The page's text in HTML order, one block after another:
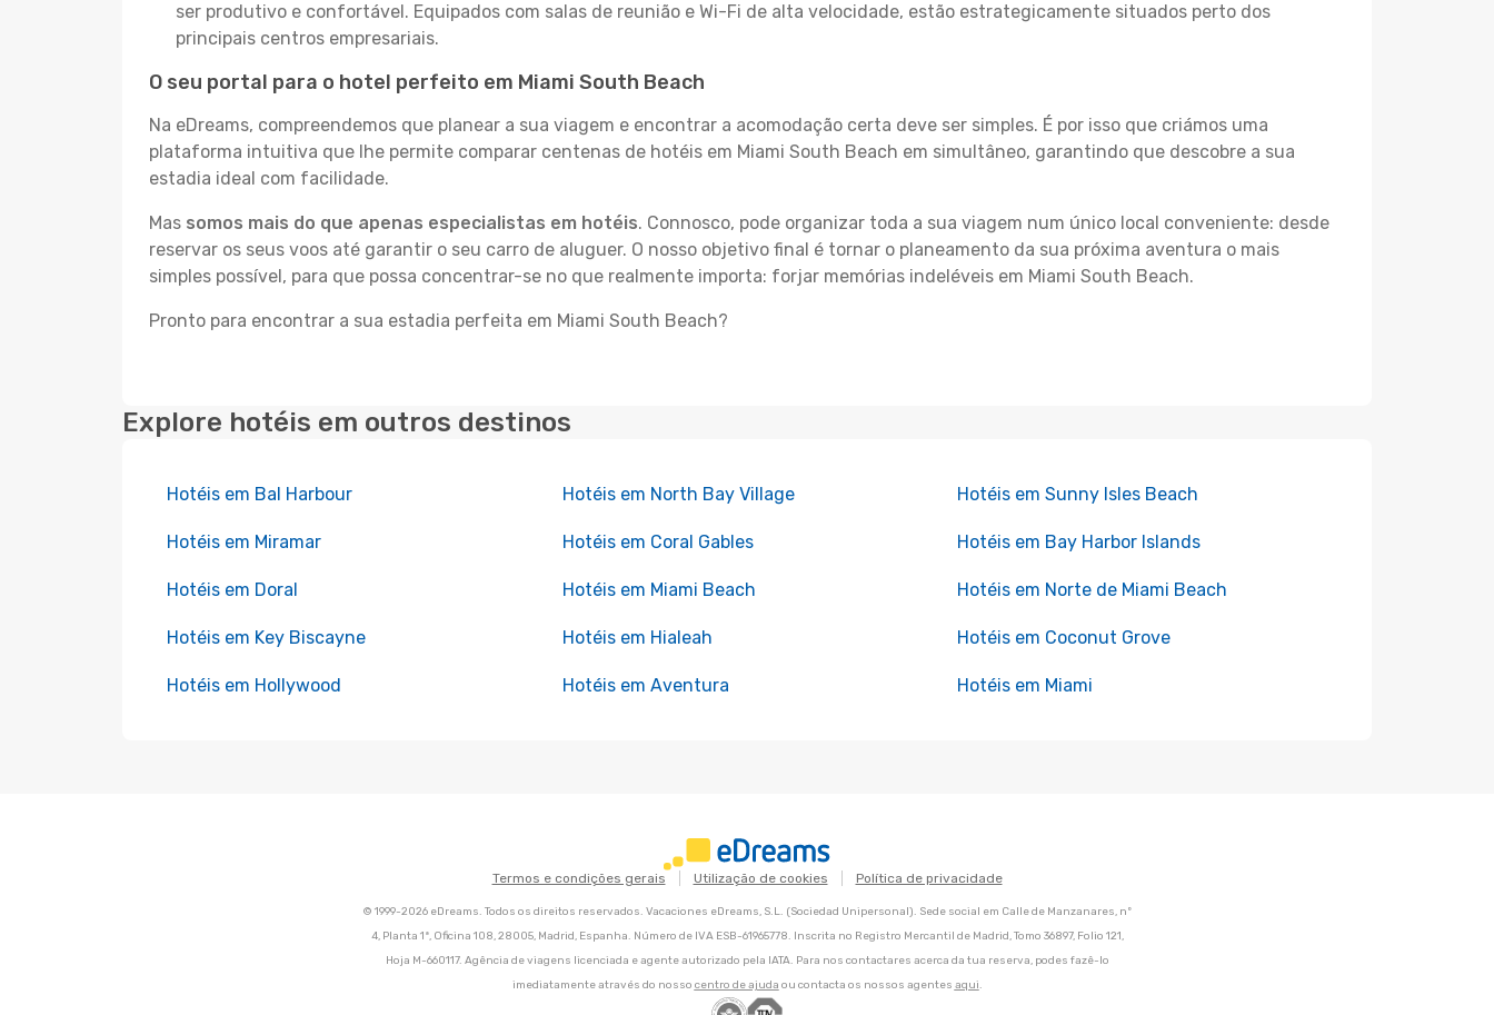
ser produtivo e confortável. Equipados com salas de reunião e Wi-Fi de alta velocidade, estão estrategicamente situados perto dos
principais centros empresariais.
O seu portal para o hotel perfeito em Miami South Beach
Na eDreams, compreendemos que planear a sua viagem e encontrar a acomodação certa deve ser simples. É por isso que criámos uma
plataforma intuitiva que lhe permite comparar centenas de hotéis em Miami South Beach em simultâneo, garantindo que descobre a sua
estadia ideal com facilidade.
Mas somos mais do que apenas especialistas em hotéis. Connosco, pode organizar toda a sua viagem num único local conveniente: desde
reservar os seus voos até garantir o seu carro de aluguer. O nosso objetivo final é tornar o planeamento da sua próxima aventura o mais
simples possível, para que possa concentrar-se no que realmente importa: forjar memórias indeléveis em Miami South Beach.
Pronto para encontrar a sua estadia perfeita em Miami South Beach?
Explore hotéis em outros destinos
Hotéis em Bal Harbour Hotéis em North Bay Village Hotéis em Sunny Isles Beach
Hotéis em Miramar Hotéis em Coral Gables Hotéis em Bay Harbor Islands
Hotéis em Doral Hotéis em Miami Beach Hotéis em Norte de Miami Beach
Hotéis em Key Biscayne Hotéis em Hialeah Hotéis em Coconut Grove
Hotéis em Hollywood Hotéis em Aventura Hotéis em Miami
Termos e condições gerais Utilização de cookies Política de privacidade
© 1999-2026 eDreams. Todos os direitos reservados. Vacaciones eDreams, S.L. (Sociedad Unipersonal). Sede social em Calle de Manzanares, nº
4, Planta 1ª, Oficina 108, 28005, Madrid, Espanha. Número de IVA ESB-61965778. Inscrita no Registro Mercantil de Madrid, Tomo 36897, Folio 121,
Hoja M-660117. Agência de viagens licenciada e agente autorizado pela IATA. Para nos contactares acerca da tua reserva, podes fazê-lo
imediatamente através do nosso centro de ajuda ou contacta os nossos agentes aqui.